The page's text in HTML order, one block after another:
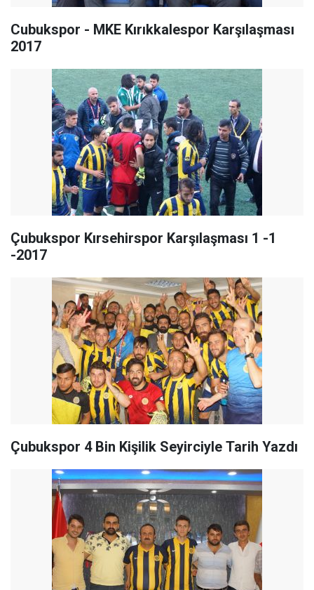
Cubukspor - MKE Kırıkkalespor Karşılaşması
2017
Çubukspor Kırsehirspor Karşılaşması 1 -1
-2017
Çubukspor 4 Bin Kişilik Seyirciyle Tarih Yazdı